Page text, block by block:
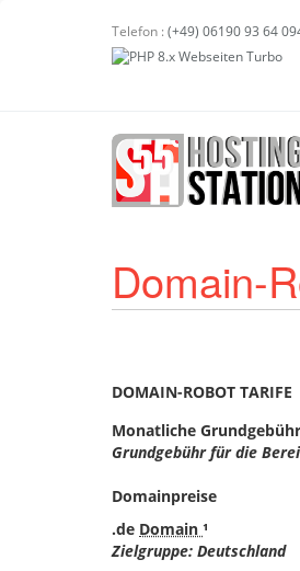
Telefon : (+49) 06190 93 64
Domain-
DOMAIN-ROBOT TARIFE
Monatliche
Grundgebühr für die
Domainpreise
.de Domain ¹
Zielgruppe: Deutschland